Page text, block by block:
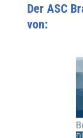
Der ASC
von: